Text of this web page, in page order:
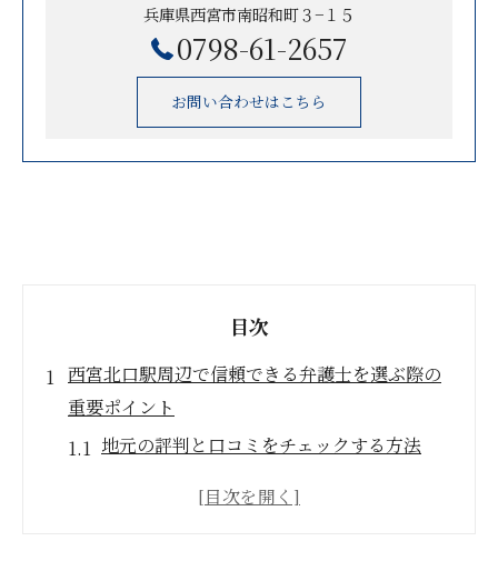
兵庫県西宮市南昭和町３−１５
0798-61-2657
お問い合わせはこちら
目次
西宮北口駅周辺で信頼できる弁護士を選ぶ際の
重要ポイント
地元の評判と口コミをチェックする方法
法律事務所の専門分野を確認する重要性